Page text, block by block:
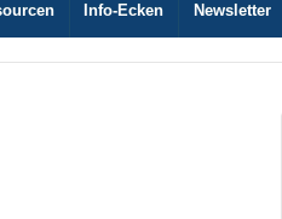
Info-Ecken Newsletter